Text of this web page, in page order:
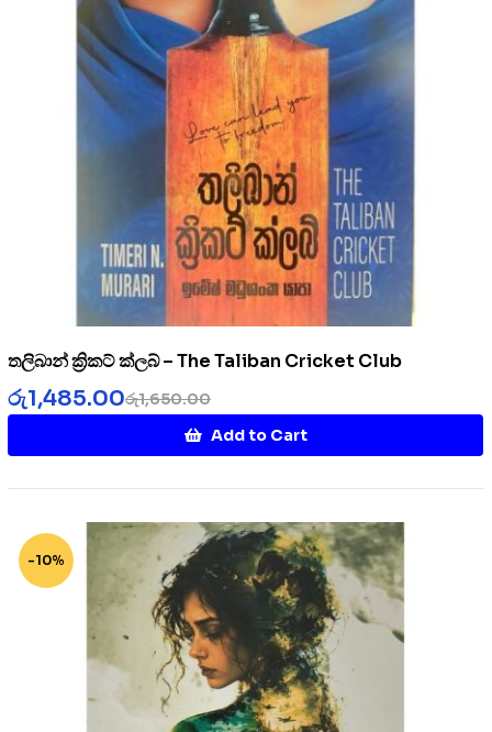
තලිබාන් ක්‍රිකට් ක්ලබ් – The Taliban Cricket Club
රු1,650.00
රු1,485.00
Add to Cart
-10%